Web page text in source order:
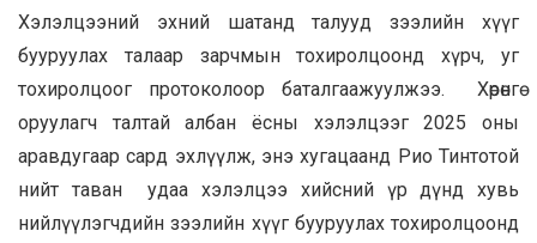
Хэлэлцээний эхний шатанд талууд зээлийн хүүг
бууруулах талаар зарчмын тохиролцоонд хүрч, уг
тохиролцоог протоколоор баталгаажуулжээ. Хөрөнгө
оруулагч талтай албан ёсны хэлэлцээг 2025 оны
аравдугаар сард эхлүүлж, энэ хугацаанд Рио Тинтотой
нийт таван удаа хэлэлцээ хийсний үр дүнд хувь
нийлүүлэгчдийн зээлийн хүүг бууруулах тохиролцоонд